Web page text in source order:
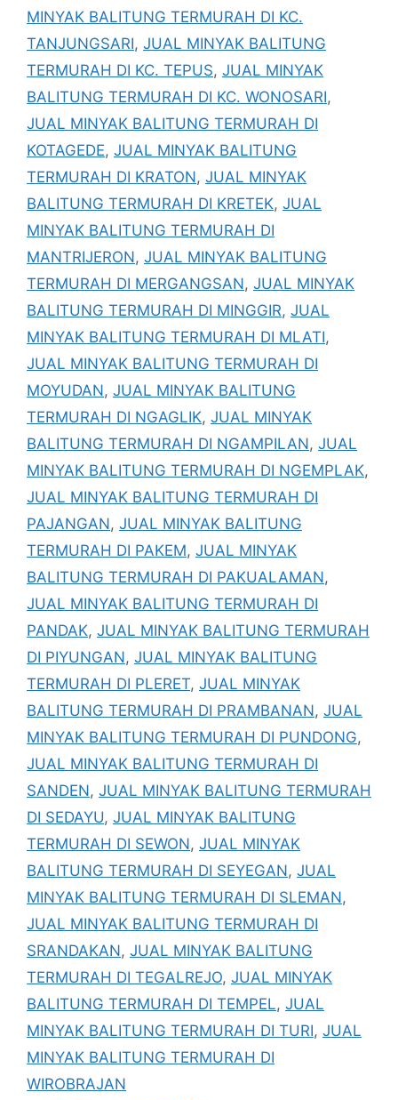
MINYAK BALITUNG TERMURAH DI KC.
TANJUNGSARI, JUAL MINYAK BALITUNG
TERMURAH DI KC. TEPUS, JUAL MINYAK
BALITUNG TERMURAH DI KC. WONOSARI,
JUAL MINYAK BALITUNG TERMURAH DI
KOTAGEDE, JUAL MINYAK BALITUNG
TERMURAH DI KRATON, JUAL MINYAK
BALITUNG TERMURAH DI KRETEK, JUAL
MINYAK BALITUNG TERMURAH DI
MANTRIJERON, JUAL MINYAK BALITUNG
TERMURAH DI MERGANGSAN, JUAL MINYAK
BALITUNG TERMURAH DI MINGGIR, JUAL
MINYAK BALITUNG TERMURAH DI MLATI,
JUAL MINYAK BALITUNG TERMURAH DI
MOYUDAN, JUAL MINYAK BALITUNG
TERMURAH DI NGAGLIK, JUAL MINYAK
BALITUNG TERMURAH DI NGAMPILAN, JUAL
MINYAK BALITUNG TERMURAH DI NGEMPLAK,
JUAL MINYAK BALITUNG TERMURAH DI
PAJANGAN, JUAL MINYAK BALITUNG
TERMURAH DI PAKEM, JUAL MINYAK
BALITUNG TERMURAH DI PAKUALAMAN,
JUAL MINYAK BALITUNG TERMURAH DI
PANDAK, JUAL MINYAK BALITUNG TERMURAH
DI PIYUNGAN, JUAL MINYAK BALITUNG
TERMURAH DI PLERET, JUAL MINYAK
BALITUNG TERMURAH DI PRAMBANAN, JUAL
MINYAK BALITUNG TERMURAH DI PUNDONG,
JUAL MINYAK BALITUNG TERMURAH DI
SANDEN, JUAL MINYAK BALITUNG TERMURAH
DI SEDAYU, JUAL MINYAK BALITUNG
TERMURAH DI SEWON, JUAL MINYAK
BALITUNG TERMURAH DI SEYEGAN, JUAL
MINYAK BALITUNG TERMURAH DI SLEMAN,
JUAL MINYAK BALITUNG TERMURAH DI
SRANDAKAN, JUAL MINYAK BALITUNG
TERMURAH DI TEGALREJO, JUAL MINYAK
BALITUNG TERMURAH DI TEMPEL, JUAL
MINYAK BALITUNG TERMURAH DI TURI, JUAL
MINYAK BALITUNG TERMURAH DI
WIROBRAJAN